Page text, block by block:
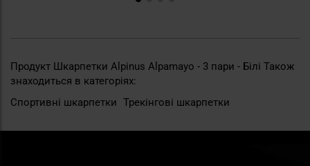
Продукт Шкарпетки Alpinus Alpamayo - 3 пари - Білі Також
знаходиться в категоріях:
Спортивні шкарпетки Трекінгові шкарпетки